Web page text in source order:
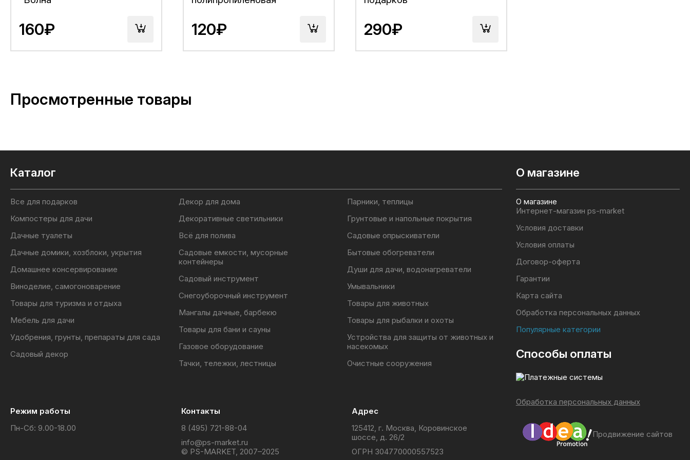
Длина – 48-50см
160₽ 120₽ 290₽
Просмотренные товары
Каталог
Все для подарков
Компостеры для дачи
Дачные туалеты
Дачные домики, хозблоки, укрытия
Домашнее консервирование
Виноделие, самогоноварение
Товары для туризма и отдыха
Мебель для дачи
Удобрения, грунты, препараты для сада
Садовый декор
Декор для дома
Декоративные светильники
Всё для полива
Садовые емкости, мусорные
контейнеры
Садовый инструмент
Снегоуборочный инструмент
Мангалы дачные, барбекю
Товары для бани и сауны
Газовое оборудование
Тачки, тележки, лестницы
Парники, теплицы
Грунтовые и напольные покрытия
Садовые опрыскиватели
Бытовые обогреватели
Души для дачи, водонагреватели
Умывальники
Товары для животных
Товары для рыбалки и охоты
Устройства для защиты от животных и
насекомых
Очистные сооружения
О магазине
О магазине
Интернет-магазин ps-market
Условия доставки
Условия оплаты
Договор-оферта
Гарантии
Карта сайта
Обработка персональных данных
Популярные категории
Способы оплаты
Обработка персональных данных
Режим работы
Пн-Сб: 9.00-18.00
Контакты
8 (495) 721-88-04
info@ps-market.ru
Адрес
125412, г. Москва, Коровинское
шоссе, д. 26/2
Продвижение сайтов
© PS-MARKET, 2007–2025
ОГРН 304770000557523